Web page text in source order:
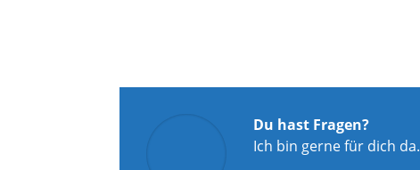
Du hast Fragen?
Ich bin gerne für dich da.